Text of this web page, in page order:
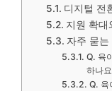
디지털 전
지원 확대
자주 묻는
Q. 육
하나
Q. 육